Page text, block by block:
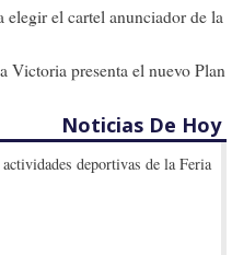
elegir el cartel anunciador de la
Victoria presenta el nuevo Plan
Noticias De Hoy
actividades deportivas de la Feria